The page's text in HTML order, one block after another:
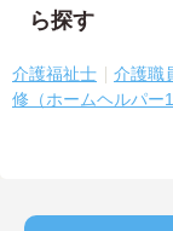
ら探す
介護福祉士 介護職
修（ホームヘルパー1